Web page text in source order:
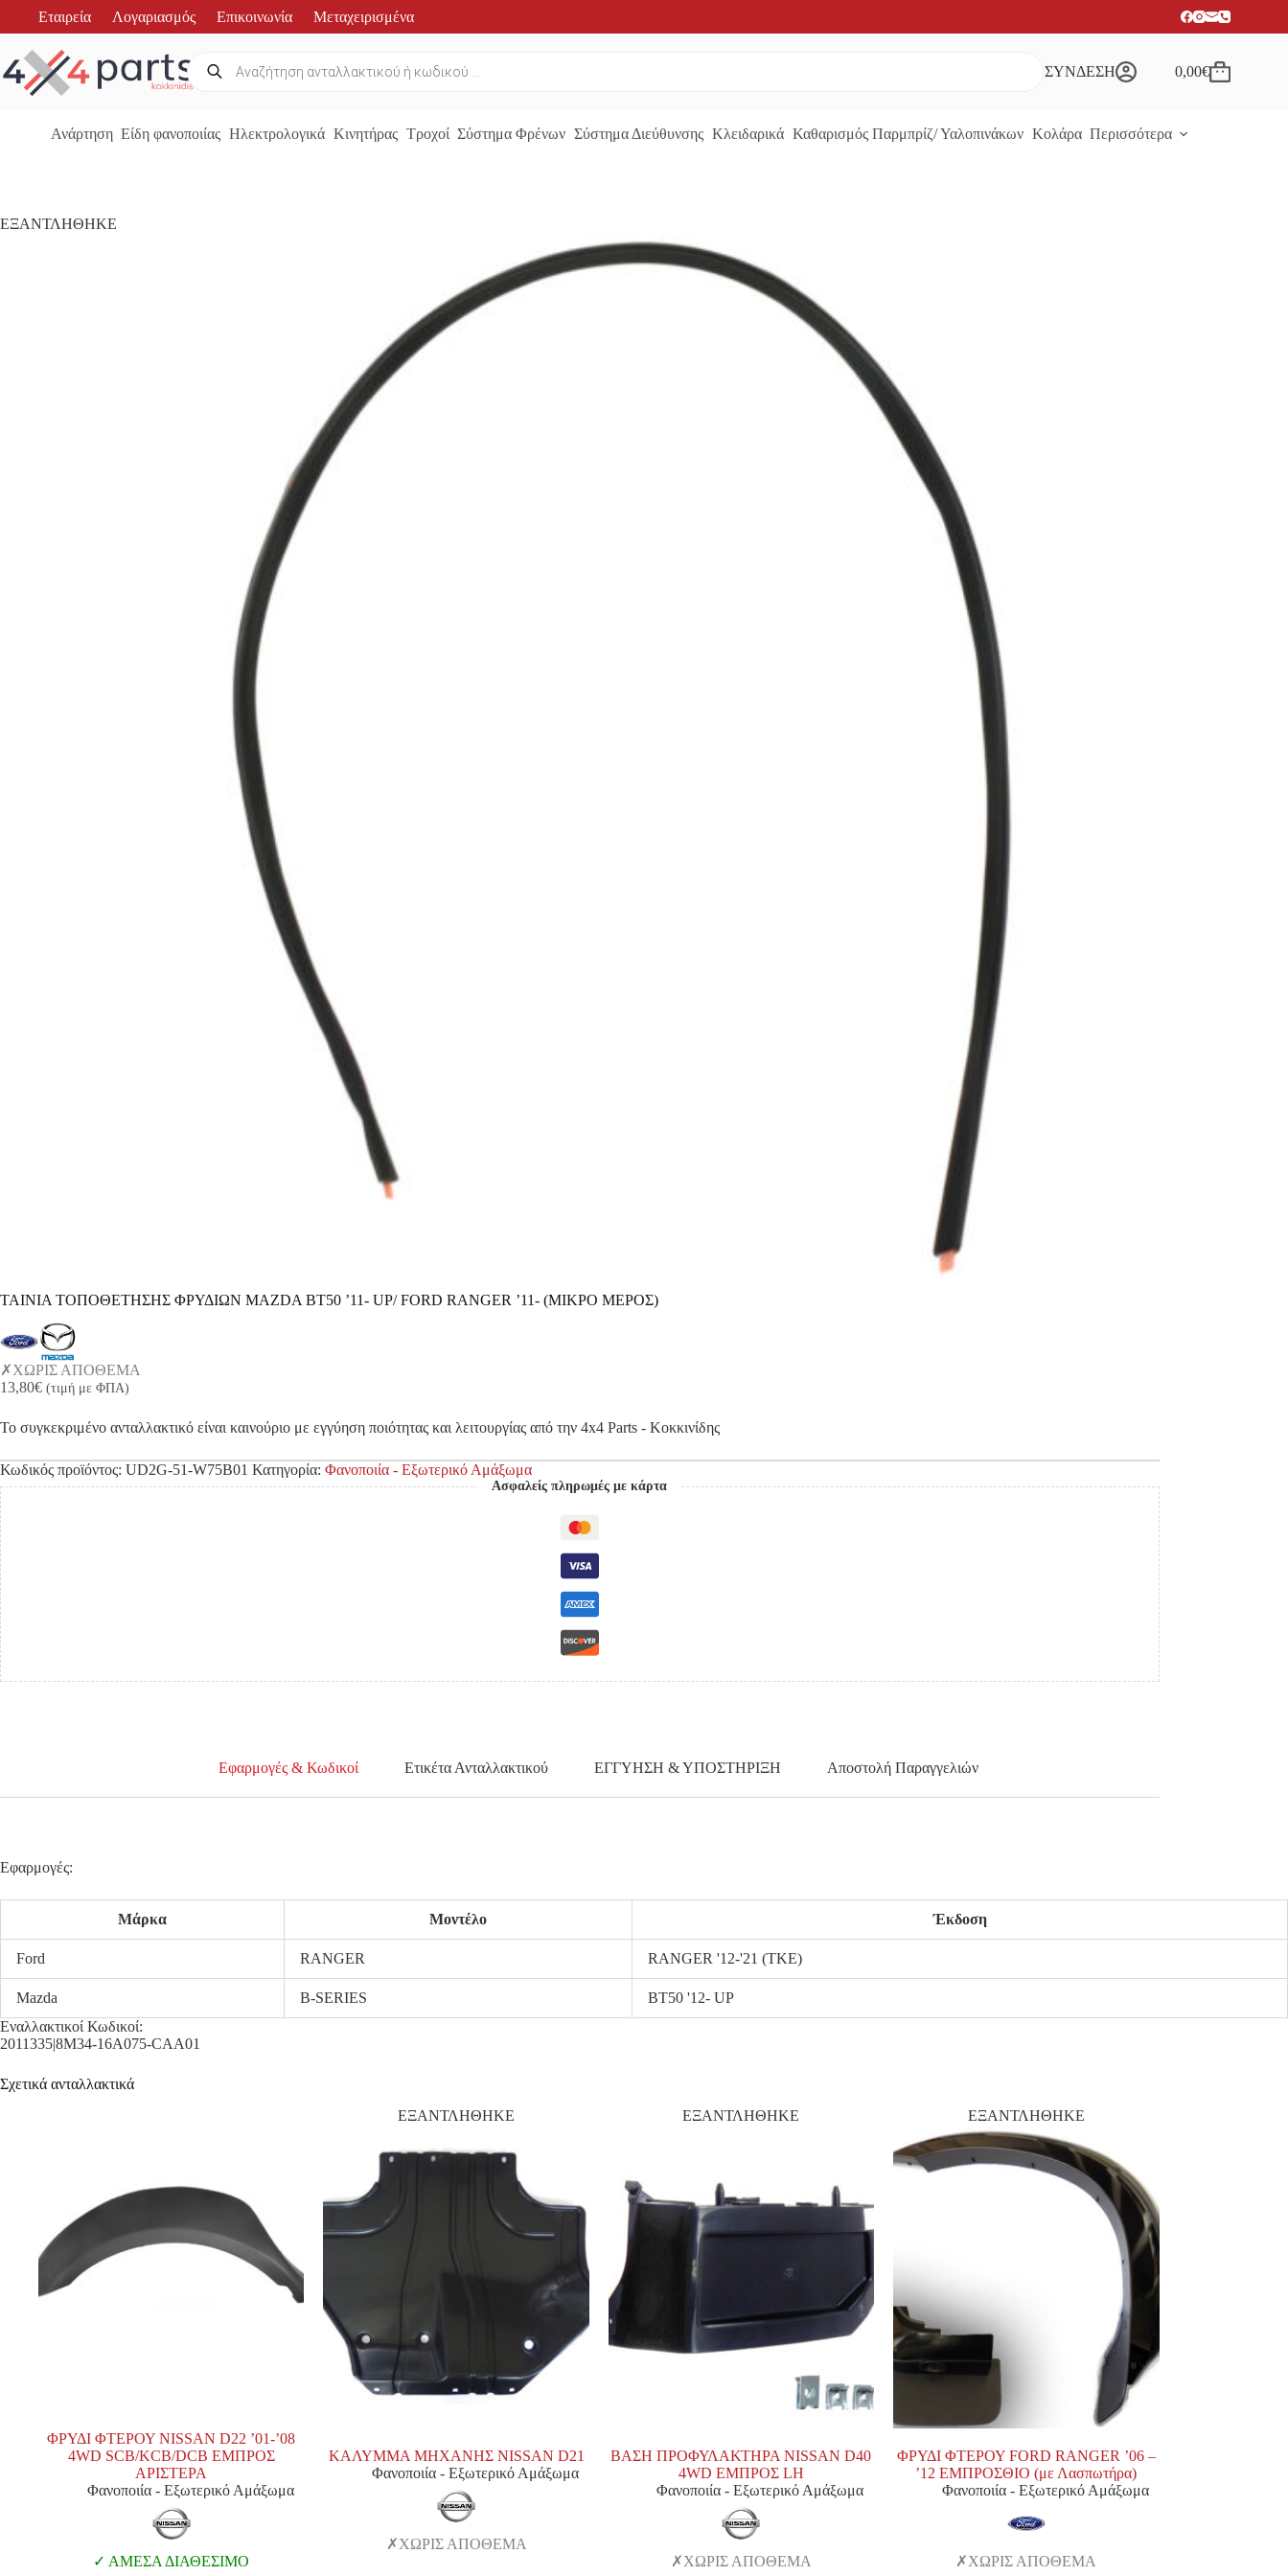
Εταιρεία Λογαριασμός Επικοινωνία Μεταχειρισμένα
Products
search
ΣΥΝΔΕΣΗ
Καλάθι
0,00€
Ανάρτηση Είδη φανοποιίας Ηλεκτρολογικά Κινητήρας Τροχοί Σύστημα Φρένων Σύστημα Διεύθυνσης Κλειδαρικά Καθαρισμός Παρμπρίζ/ Υαλοπινάκων Κολάρα Περισσότερα
ΕΞΑΝΤΛΗΘΗΚΕ
ΤΑΙΝΙΑ ΤΟΠΟΘΕΤΗΣΗΣ ΦΡΥΔΙΩΝ MAZDA BT50 ’11- UP/ FORD RANGER ’11- (ΜΙΚΡΟ ΜΕΡΟΣ)
ΧΩΡΙΣ ΑΠΟΘΕΜΑ
13,80€ (τιμή με ΦΠΑ)
Το συγκεκριμένο ανταλλακτικό είναι καινούριο με εγγύηση ποιότητας και λειτουργίας από την 4x4 Parts - Κοκκινίδης
Κωδικός προϊόντος: UD2G-51-W75B01 Κατηγορία: Φανοποιία - Εξωτερικό Αμάξωμα
Ασφαλείς πληρωμές με κάρτα
Εφαρμογές & Κωδικοί Ετικέτα Ανταλλακτικού ΕΓΓΥΗΣΗ & ΥΠΟΣΤΗΡΙΞΗ Αποστολή Παραγγελιών
Εφαρμογές:
Μάρκα Μοντέλο Έκδοση
Ford RANGER RANGER '12-'21 (TKE)
Mazda B-SERIES
BT50 '12- UP
Εναλλακτικοί Κωδικοί:
2011335|8M34-16A075-CAA01
Σχετικά ανταλλακτικά
ΦΡΥΔΙ ΦΤΕΡΟΥ NISSAN D22 ’01-’08
4WD SCB/KCB/DCB ΕΜΠΡΟΣ
ΑΡΙΣΤΕΡΑ
Φανοποιία - Εξωτερικό Αμάξωμα
ΑΜΕΣΑ ΔΙΑΘΕΣΙΜΟ
ΕΞΑΝΤΛΗΘΗΚΕ
ΚΑΛΥΜΜΑ ΜΗΧΑΝΗΣ NISSAN D21
Φανοποιία - Εξωτερικό Αμάξωμα
ΧΩΡΙΣ ΑΠΟΘΕΜΑ
ΕΞΑΝΤΛΗΘΗΚΕ
ΒΑΣΗ ΠΡΟΦΥΛΑΚΤΗΡΑ NISSAN D40
4WD ΕΜΠΡΟΣ LH
Φανοποιία - Εξωτερικό Αμάξωμα
ΧΩΡΙΣ ΑΠΟΘΕΜΑ
ΕΞΑΝΤΛΗΘΗΚΕ
ΦΡΥΔΙ ΦΤΕΡΟΥ FORD RANGER ’06 –
’12 ΕΜΠΡΟΣΘΙΟ (με Λασπωτήρα)
Φανοποιία - Εξωτερικό Αμάξωμα
ΧΩΡΙΣ ΑΠΟΘΕΜΑ